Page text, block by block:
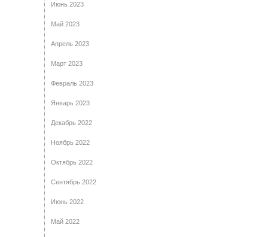
Июнь 2023
Май 2023
Апрель 2023
Март 2023
Февраль 2023
Январь 2023
Декабрь 2022
Ноябрь 2022
Октябрь 2022
Сентябрь 2022
Июнь 2022
Май 2022